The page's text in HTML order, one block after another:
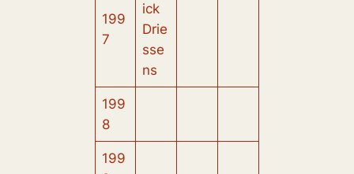
199
7
ick
Drie
sse
ns
199
8
199